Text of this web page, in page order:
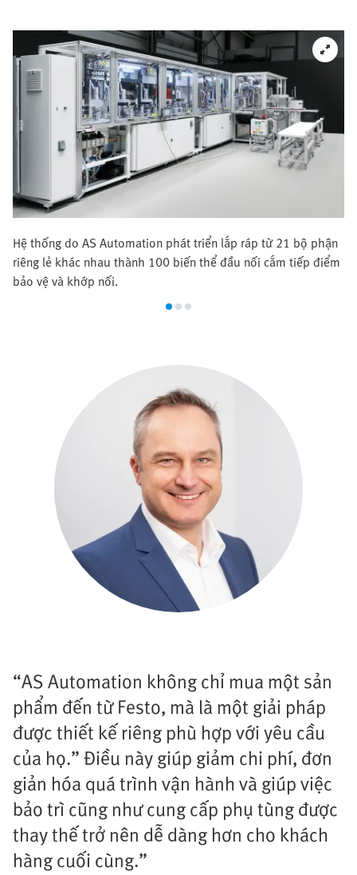
Hệ thống do AS Automation phát triển lắp ráp từ 21 bộ phận
riêng lẻ khác nhau thành 100 biến thể đầu nối cắm tiếp điểm
bảo vệ và khớp nối.
“AS Automation không chỉ mua một sản
phẩm đến từ Festo, mà là một giải pháp
được thiết kế riêng phù hợp với yêu cầu
của họ.” Điều này giúp giảm chi phí, đơn
giản hóa quá trình vận hành và giúp việc
bảo trì cũng như cung cấp phụ tùng được
thay thế trở nên dễ dàng hơn cho khách
hàng cuối cùng.”